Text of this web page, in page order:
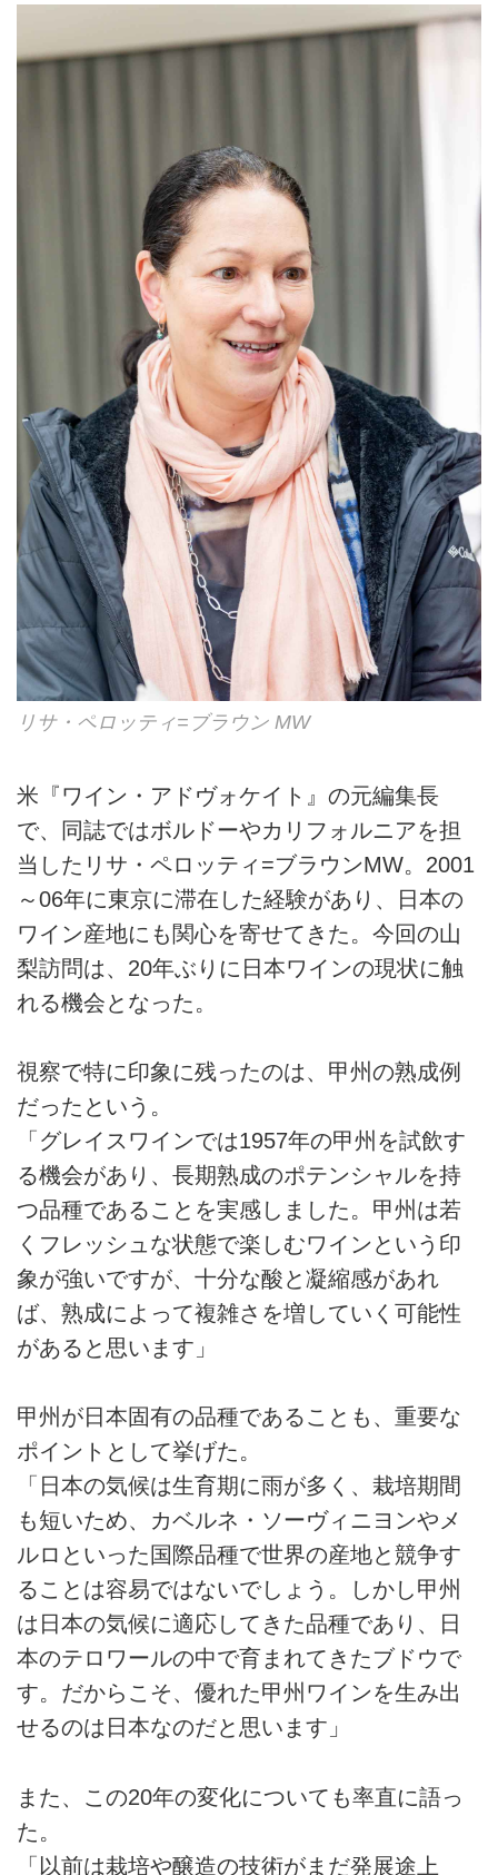
リサ・ペロッティ=ブラウン MW
米『ワイン・アドヴォケイト』の元編集長
で、同誌ではボルドーやカリフォルニアを担
当したリサ・ペロッティ=ブラウンMW。2001
～06年に東京に滞在した経験があり、日本の
ワイン産地にも関心を寄せてきた。今回の山
梨訪問は、20年ぶりに日本ワインの現状に触
れる機会となった。
視察で特に印象に残ったのは、甲州の熟成例
だったという。
「グレイスワインでは1957年の甲州を試飲す
る機会があり、長期熟成のポテンシャルを持
つ品種であることを実感しました。甲州は若
くフレッシュな状態で楽しむワインという印
象が強いですが、十分な酸と凝縮感があれ
ば、熟成によって複雑さを増していく可能性
があると思います」
甲州が日本固有の品種であることも、重要な
ポイントとして挙げた。
「日本の気候は生育期に雨が多く、栽培期間
も短いため、カベルネ・ソーヴィニヨンやメ
ルロといった国際品種で世界の産地と競争す
ることは容易ではないでしょう。しかし甲州
は日本の気候に適応してきた品種であり、日
本のテロワールの中で育まれてきたブドウで
す。だからこそ、優れた甲州ワインを生み出
せるのは日本なのだと思います」
また、この20年の変化についても率直に語っ
た。
「以前は栽培や醸造の技術がまだ発展途上